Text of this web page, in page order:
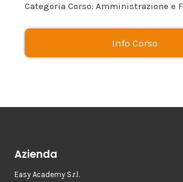
Categoria Corso: Amministrazione e
Info Corso
Azienda
Easy Academy S.r.l.